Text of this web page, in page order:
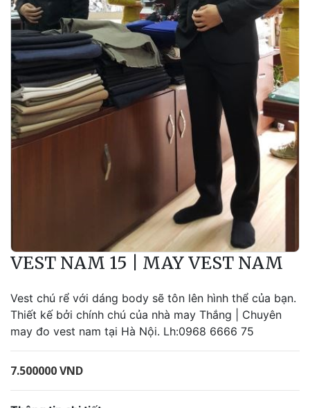
VEST NAM 15 | MAY VEST NAM
Vest chú rể với dáng body sẽ tôn lên hình thể của bạn.
Thiết kế bởi chính chú của nhà may Thắng | Chuyên
may đo vest nam tại Hà Nội. Lh:0968 6666 75
7.500000 VND